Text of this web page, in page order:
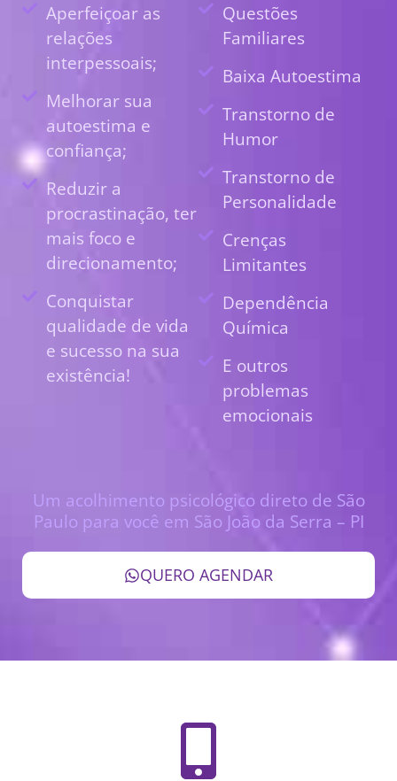
Aperfeiçoar as
relações
interpessoais;
Melhorar sua
autoestima e
confiança;
Reduzir a
procrastinação, ter
mais foco e
direcionamento;
Conquistar
qualidade de vida
e sucesso na sua
existência!
Questões
Familiares
Baixa Autoestima
Transtorno de
Humor
Transtorno de
Personalidade
Crenças
Limitantes
Dependência
Química
E outros
problemas
emocionais
Um acolhimento psicológico direto de São
Paulo para você em São João da Serra – PI
QUERO AGENDAR